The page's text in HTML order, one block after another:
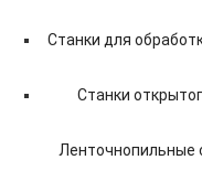
Станки для
Станки
Ленточнопильные